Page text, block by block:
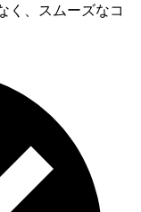
く、スムーズなコ